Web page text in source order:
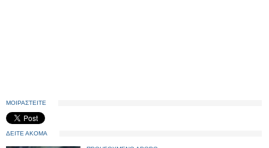
ΜΟΙΡΑΣΤΕΙΤΕ
ΔΕΙΤΕ ΑΚΟΜΑ